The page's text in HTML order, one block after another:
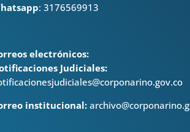
: 3176569913
electrónicos:
Judiciales:
institucional: